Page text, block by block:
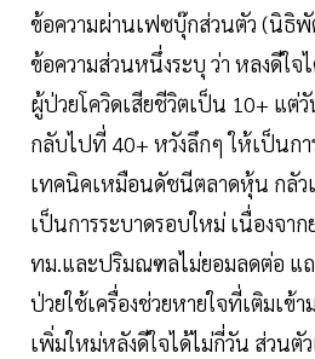
ข้อความผ่านเฟซบุ๊กส่วนตัว (นิธิ
ข้อความส่วนหนึ่งระบุ ว่า หลงดีใ
ผู้ป่วยโควิดเสียชีวิตเป็น 10+ แต่
กลับไปที่ 40+ หวังลึกๆ ให้เป็นกา
เทคนิคเหมือนดัชนีตลาดหุ้น กลัว
เป็นการระบาดรอบใหม่ เนื่องจา
ทม.และปริมณฑลไม่ยอมลดต่อ แ
ป่วยใช้เครื่องช่วยหายใจที่เติมเข้
เพิ่มใหม่หลังดีใจได้ไม่กี่วัน ส่วนตั